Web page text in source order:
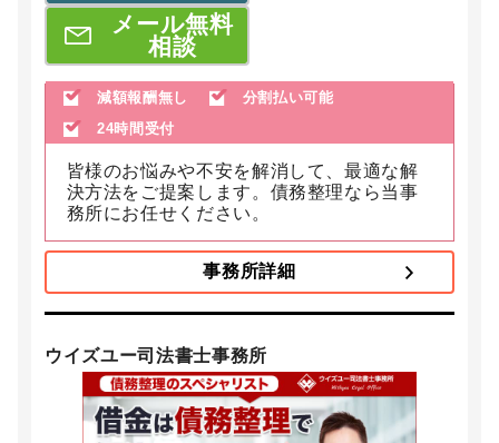
メール無料
相談
減額報酬無し
分割払い可能
24時間受付
皆様のお悩みや不安を解消して、最適な解
決方法をご提案します。債務整理なら当事
務所にお任せください。
事務所詳細
ウイズユー司法書士事務所